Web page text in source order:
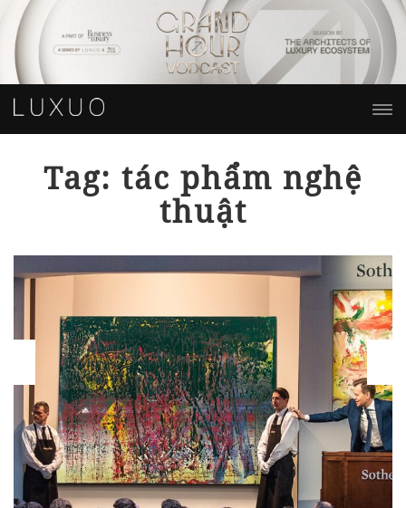
Tag: tác phẩm nghệ
thuật